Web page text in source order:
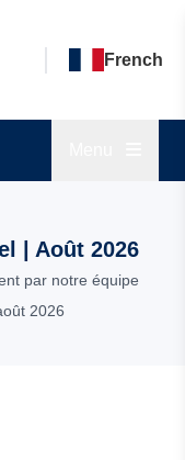
French
| Août 2026
par notre équipe
2026